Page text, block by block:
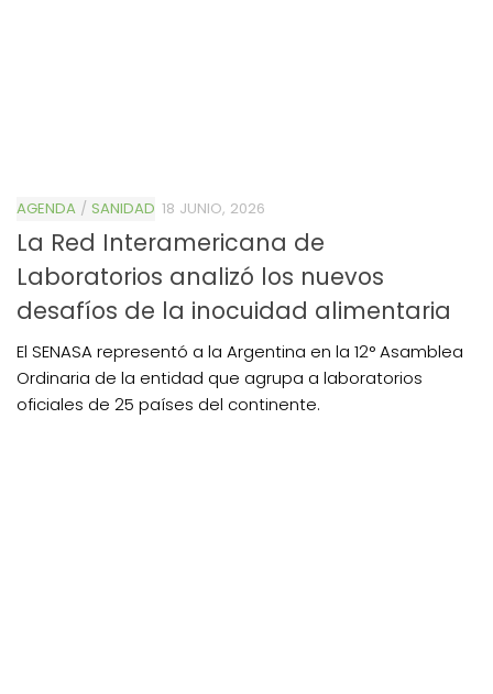
AGENDA / SANIDAD 18 JUNIO, 2026
La Red Interamericana de
Laboratorios analizó los nuevos
desafíos de la inocuidad alimentaria
El SENASA representó a la Argentina en la 12° Asamblea
Ordinaria de la entidad que agrupa a laboratorios
oficiales de 25 países del continente.